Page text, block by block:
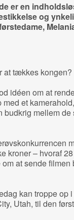
er en
og
at tækkes kongen?
idéen om at
et
budkrig mellem de
kroner – hvoraf
at sende filmen
kan troppe op
Utah, til den